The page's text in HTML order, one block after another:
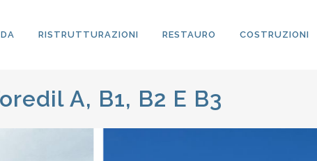
RISTRUTTURAZIONI RESTAURO COSTRUZIONI
A, B1, B2 E B3